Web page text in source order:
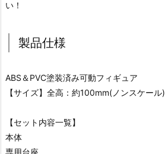
い！
製品仕様
ABS＆PVC塗装済み可動フィギュア
【サイズ】全高：約100mm(ノンスケール)
【セット内容一覧】
本体
専用台座